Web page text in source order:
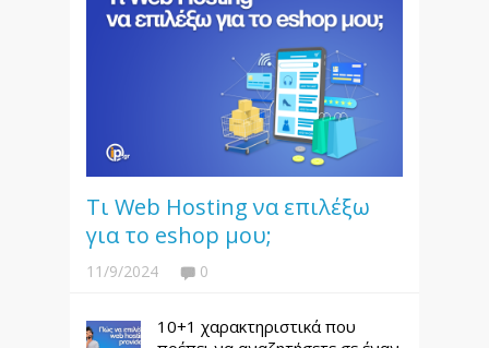
Τι Web Hosting να επιλέξω
για το eshop μου;
11/9/2024 0
10+1 χαρακτηριστικά που